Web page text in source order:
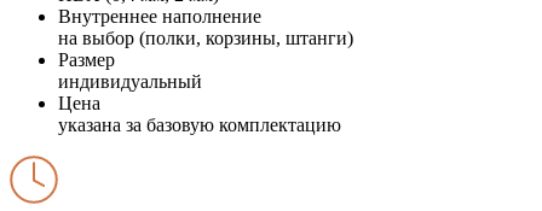
Внутреннее наполнение
на выбор (полки, корзины, штанги)
Размер
индивидуальный
Цена
указана за базовую комплектацию